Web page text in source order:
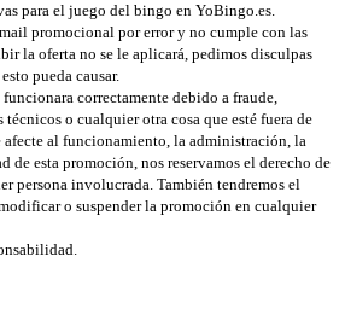
para el juego del bingo en YoBingo.es.
promocional por error y no cumple con las
la oferta no se le aplicará, pedimos disculpas
pueda causar.
correctamente debido a fraude,
o cualquier otra cosa que esté fuera de
al funcionamiento, la administración, la
de esta promoción, nos reservamos el derecho de
persona involucrada. También tendremos el
o suspender la promoción en cualquier